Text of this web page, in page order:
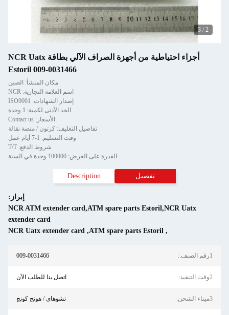
2
/
3
أجزاء احتياطية من أجهزة الصراف الآلي بطاقة NCR Uatx
Estoril 009-0031466
مكان المنشأ: الصين
اسم العلامة التجارية: NCR
إصدار الشهادات: ISO9001
الحد الأدنى لكمية: 1 وحدة
الأسعار: Contact us
تفاصيل التغليف: كرتون / منصة نقالة
وقت التسليم: 1-7 أيام عمل
شروط الدفع: T/T
القدرة على العرض: 100000 وحدة في السنة
تفصيل Description
إبراز:
NCR ATM extender card,ATM spare parts Estoril,NCR Uatx
extender card
,
ATM spare parts Estoril
,
NCR Uatx extender card
1رقم الصنف.: 009-0031466
2وقت التنفيذ: اتصل بنا للطلب الآن
3ميناء الشحن: تشوهاى / هونج كونج